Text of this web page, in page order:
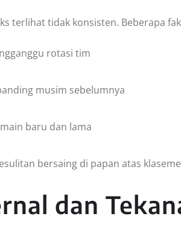
terlihat tidak konsisten. Beberapa
rotasi tim
musim sebelumnya
baru dan lama
bersaing di papan atas
dan